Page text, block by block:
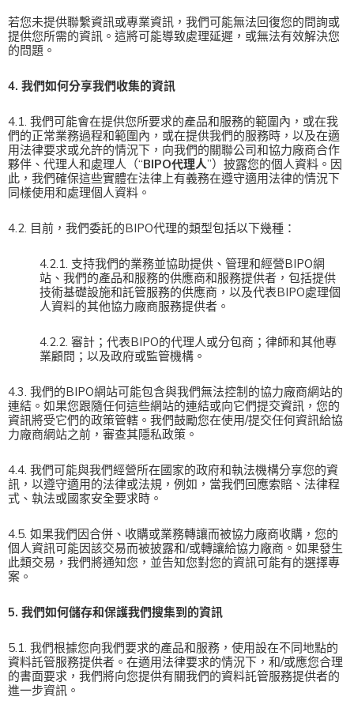
若您未提供聯繫資訊或專業資訊，我們可能無法回復您的問詢或
提供您所需的資訊。這將可能導致處理延遲，或無法有效解決您
的問題。
4. 我們如何分享我們收集的資訊
4.1. 我們可能會在提供您所要求的產品和服務的範圍內，或在我
們的正常業務過程和範圍內，或在提供我們的服務時，以及在適
用法律要求或允許的情況下，向我們的關聯公司和協力廠商合作
夥伴、代理人和處理人（“BIPO代理人”）披露您的個人資料。因
此，我們確保這些實體在法律上有義務在遵守適用法律的情況下
同樣使用和處理個人資料。
4.2. 目前，我們委託的BIPO代理的類型包括以下幾種：
4.2.1. 支持我們的業務並協助提供、管理和經營BIPO網
站、我們的產品和服務的供應商和服務提供者，包括提供
技術基礎設施和託管服務的供應商，以及代表BIPO處理個
人資料的其他協力廠商服務提供者。
4.2.2. 審計；代表BIPO的代理人或分包商；律師和其他專
業顧問；以及政府或監管機構。
4.3. 我們的BIPO網站可能包含與我們無法控制的協力廠商網站的
連結。如果您跟隨任何這些網站的連結或向它們提交資訊，您的
資訊將受它們的政策管轄。我們鼓勵您在使用/提交任何資訊給協
力廠商網站之前，審查其隱私政策。
4.4. 我們可能與我們經營所在國家的政府和執法機構分享您的資
訊，以遵守適用的法律或法規，例如，當我們回應索賠、法律程
式、執法或國家安全要求時。
4.5. 如果我們因合併、收購或業務轉讓而被協力廠商收購，您的
個人資訊可能因該交易而被披露和/或轉讓給協力廠商。如果發生
此類交易，我們將通知您，並告知您對您的資訊可能有的選擇專
案。
5. 我們如何儲存和保護我們搜集到的資訊
5.1. 我們根據您向我們要求的產品和服務，使用設在不同地點的
資料託管服務提供者。在適用法律要求的情況下，和/或應您合理
的書面要求，我們將向您提供有關我們的資料託管服務提供者的
進一步資訊。